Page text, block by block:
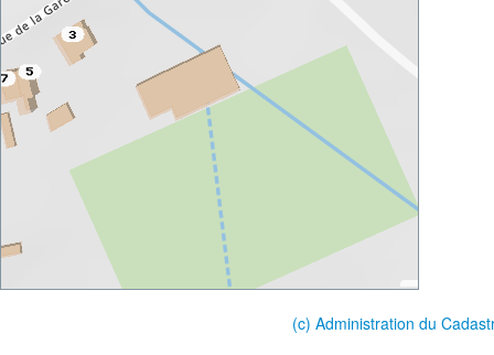
(c) Administration du